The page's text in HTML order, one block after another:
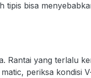
tipis bisa
Rantai yang terlalu
periksa kondisi